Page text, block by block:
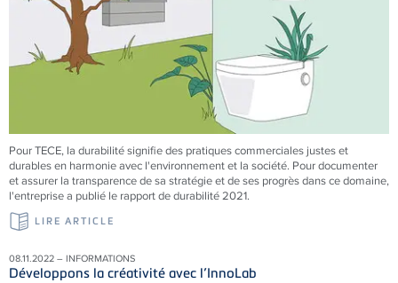
PourTECE, la durabilité signifie des pratiques commerciales justes et
durables en harmonie avec l'environnement et la société. Pour documenter
et assurer la transparence de sa stratégie et de ses progrès dans ce domaine,
l'entreprise a publié le rapport de durabilité 2021.
LIRE ARTICLE
08.11.2022 – INFORMATIONS
Développons la créativité avec l’InnoLab